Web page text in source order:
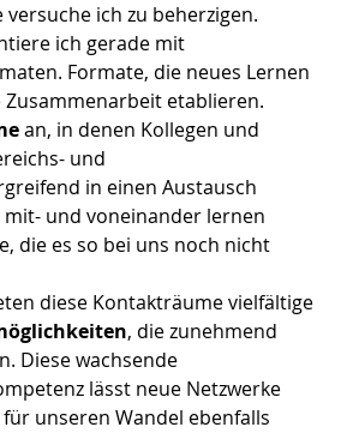
versuche ich zu beherzigen.
ich gerade mit
Formate, die neues Lernen
etablieren.
an, in denen Kollegen und
und
in einen Austausch
mit- und voneinander lernen
die es so bei uns noch nicht
diese Kontakträume vielfältige
, die zunehmend
Diese wachsende
lässt neue Netzwerke
unseren Wandel ebenfalls